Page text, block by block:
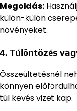
Megoldás:
külön-külön
növényeket.
4. Túlöntözés
Összeültetésnél
könnyen
túl kevés vizet kap.